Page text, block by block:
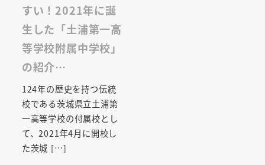
すい！2021年に誕
生した「土浦第一高
等学校附属中学校」
の紹介…
124年の歴史を持つ伝統
校である茨城県立土浦第
一高等学校の付属校とし
て、2021年4月に開校し
た茨城 […]